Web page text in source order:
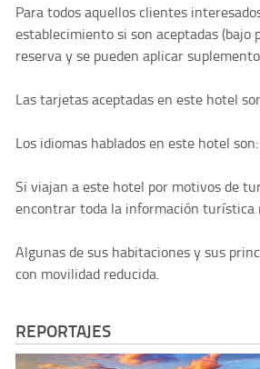
Para todos aquellos clientes
establecimiento si son aceptadas
reserva y se pueden aplicar
Las tarjetas aceptadas en este hotel
Los idiomas hablados en este hotel
Si viajan a este hotel por motivos de
encontrar toda la información turística
Algunas de sus habitaciones y sus
con movilidad reducida.
REPORTAJES